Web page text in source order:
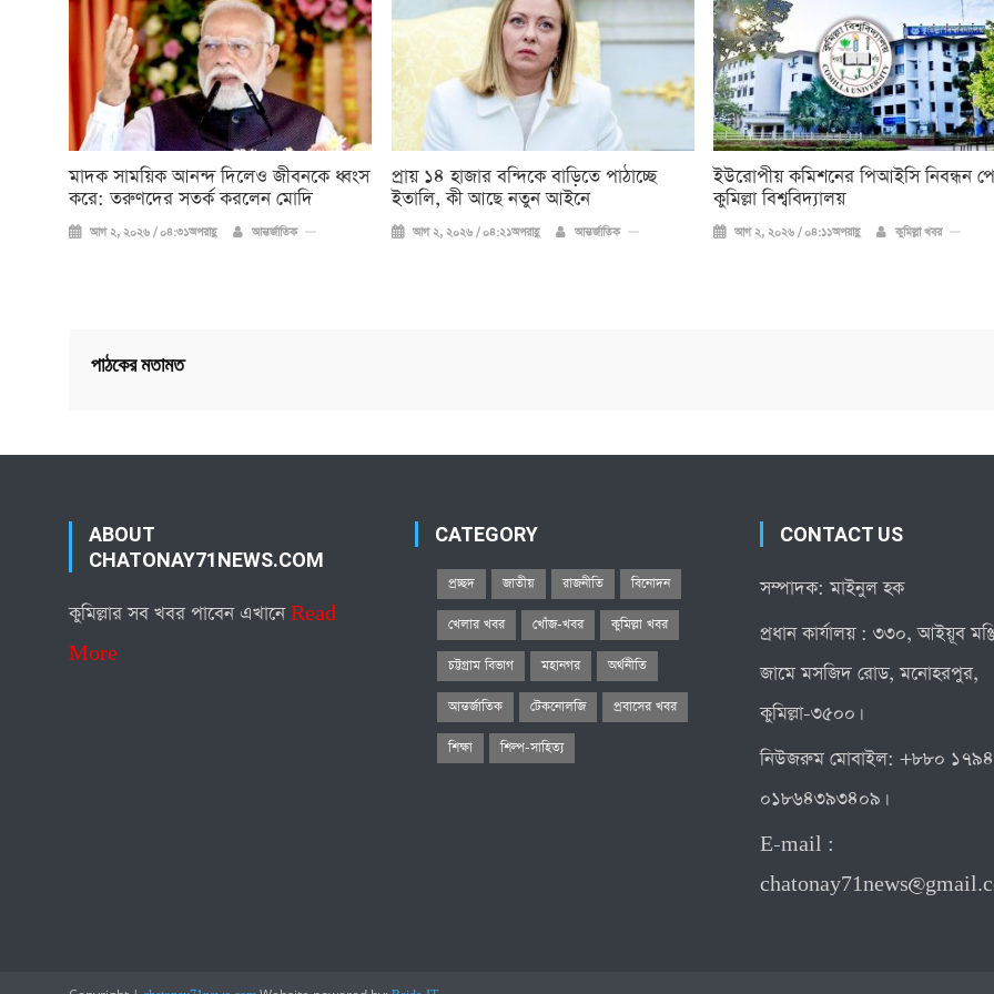
মাদক সাময়িক আনন্দ দিলেও জীবনকে ধ্বংস
করে: তরুণদের সতর্ক করলেন মোদি
আগ ২, ২০২৬ / ০৪:৩১অপরাহ্ণ আন্তর্জাতিক
প্রায় ১৪ হাজার বন্দিকে বাড়িতে পাঠাচ্ছে
ইতালি, কী আছে নতুন আইনে
আগ ২, ২০২৬ / ০৪:২১অপরাহ্ণ আন্তর্জাতিক
ইউরোপীয় কমিশনের পিআইসি নিবন্ধন
কুমিল্লা বিশ্ববিদ্যালয়
আগ ২, ২০২৬ / ০৪:১১অপরাহ্ণ কুমিল্লা খবর
পাঠকের মতামত
ABOUT
CHATONAY71NEWS.COM
কুমিল্লার সব খবর পাবেন এখানেRead
More
CATEGORY
প্রচ্ছদ জাতীয় রাজনীতি বিনোদন
খেলার খবর খোঁজ-খবর কুমিল্লা খবর
চট্টগ্রাম বিভাগ মহানগর অর্থনীতি
আন্তর্জাতিক টেকনোলজি প্রবাসের খবর
শিক্ষা শিল্প-সাহিত্য
CONTACT US
সম্পাদক: মাইনুল হক
প্রধান কার্যালয় : ৩৩০, আইয়ূব
জামে মসজিদ রোড, মনোহরপুর,
কুমিল্লা-৩৫০০।
নিউজরুম মোবাইল: +৮৮০
০১৮৬৪৩৯৩৪০৯।
E-mail :